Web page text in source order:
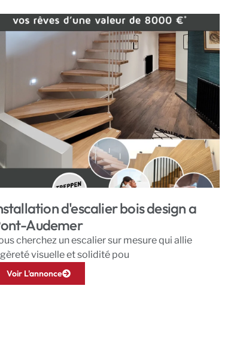
d'escalier bois design a
Audemer
cherchez un escalier sur mesure qui allie
visuelle et solidité pou
Voir L'annonce